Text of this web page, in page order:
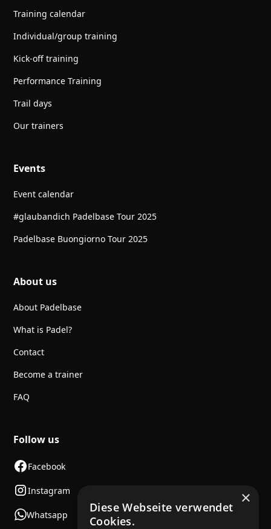
Training calendar
Individual/group training
Kick-off training
Performance Training
Trail days
Our trainers
Events
Event calendar
#glaubandich Padelbase Tour 2025
Padelbase Buongiorno Tour 2025
About us
About Padelbase
What is Padel?
Contact
Become a trainer
FAQ
Follow us
Facebook
Instagram
Whatsapp
×
Diese Webseite verwendet
Cookies.